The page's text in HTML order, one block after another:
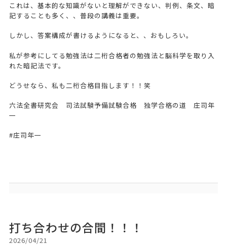
これは、基本的な知識がないと理解ができない、判例、条文、暗
記することも多く、、普段の講義は重要。
しかし、答案構成が書けるようになると、、おもしろい。
私が参考にしてる勉強法は二桁合格者の勉強法と脳科学を取り入
れた暗記法です。
どうせなら、私も二桁合格目指します！！笑
六法全書研究会 司法試験予備試験合格 独学合格の道 庄司年
一
#庄司年一
打ち合わせの合間！！！
2026/04/21